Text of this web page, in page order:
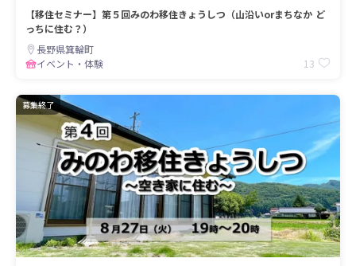
【移住セミナー】第５回みのわ移住きょうしつ（山沿いorまちなか ど
っちに住む？）
長野県箕輪町
イベント・体験
13
募集終了